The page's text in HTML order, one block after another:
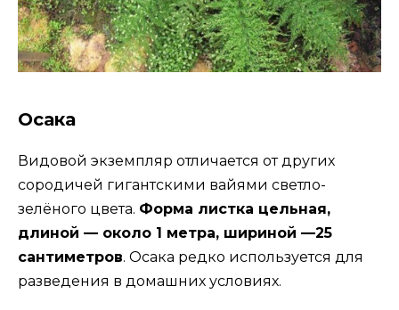
Осака
Видовой экземпляр отличается от других
сородичей гигантскими вайями светло-
зелёного цвета. Форма листка цельная,
длиной — около 1 метра, шириной —25
сантиметров. Осака редко используется для
разведения в домашних условиях.